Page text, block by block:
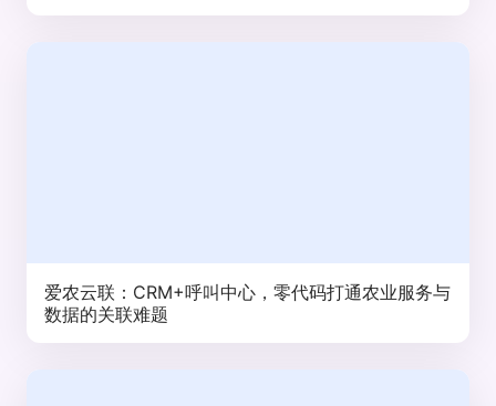
爱农云联：CRM+呼叫中心，零代码打通农业服务与
数据的关联难题